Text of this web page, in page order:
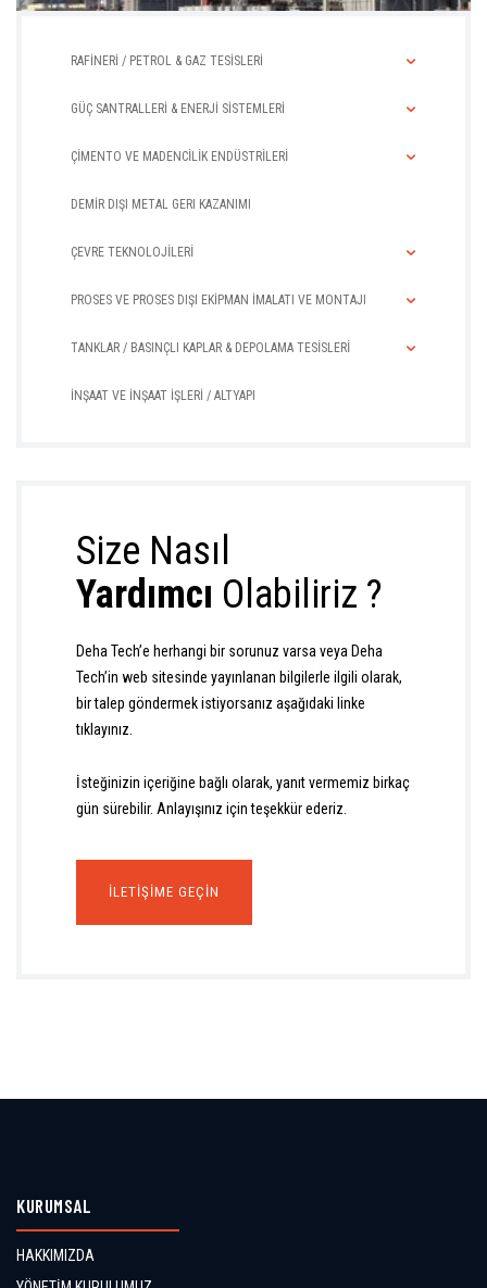
RAFİNERİ / PETROL & GAZ TESİSLERİ
GÜÇ SANTRALLERİ & ENERJİ SİSTEMLERİ
ÇİMENTO VE MADENCİLİK ENDÜSTRİLERİ
DEMİR DIŞI METAL GERI KAZANIMI
ÇEVRE TEKNOLOJİLERİ
PROSES VE PROSES DIŞI EKİPMAN İMALATI VE MONTAJI
TANKLAR / BASINÇLI KAPLAR & DEPOLAMA TESİSLERİ
İNŞAAT VE İNŞAAT İŞLERİ / ALTYAPI
Size Nasıl
Yardımcı Olabiliriz ?
Deha Tech’e herhangi bir sorunuz varsa veya Deha
Tech’in web sitesinde yayınlanan bilgilerle ilgili olarak,
bir talep göndermek istiyorsanız aşağıdaki linke
tıklayınız.
İsteğinizin içeriğine bağlı olarak, yanıt vermemiz birkaç
gün sürebilir. Anlayışınız için teşekkür ederiz.
İLETIŞIME GEÇIN
KURUMSAL
HAKKIMIZDA